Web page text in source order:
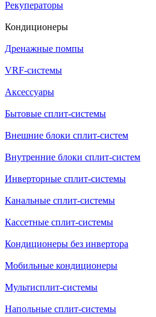
Рекуператоры
Кондиционеры
Дренажные помпы
VRF-системы
Аксессуары
Бытовые сплит-системы
Внешние блоки сплит-систем
Внутренние блоки сплит-систем
Инверторные сплит-системы
Канальные сплит-системы
Кассетные сплит-системы
Кондиционеры без инвертора
Мобильные кондиционеры
Мультисплит-системы
Напольные сплит-системы